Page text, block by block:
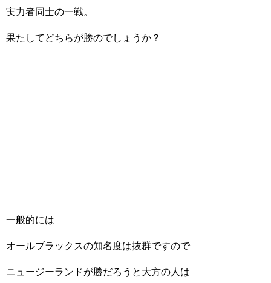
実力者同士の一戦。
果たしてどちらが勝のでしょうか？
一般的には
オールブラックスの知名度は抜群ですので
ニュージーランドが勝だろうと大方の人は